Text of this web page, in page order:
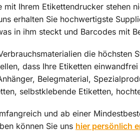
mit Ihrem Etikettendrucker stehen
erhalten Sie hochwertigste
in ihm steckt und Barcodes mit
die höchsten
dass Ihre Etiketten
Belegmaterial,
selbstklebende Etiketten,
und ab einer
können Sie uns hier persönlich